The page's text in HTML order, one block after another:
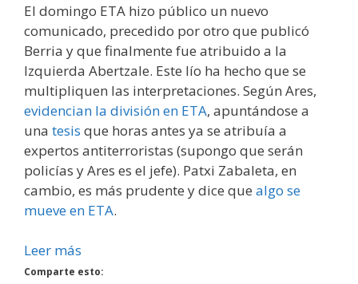
El domingo ETA hizo público un nuevo
comunicado, precedido por otro que publicó
Berria y que finalmente fue atribuido a la
Izquierda Abertzale. Este lío ha hecho que se
multipliquen las interpretaciones. Según Ares,
evidencian la división en ETA, apuntándose a
una tesis que horas antes ya se atribuía a
expertos antiterroristas (supongo que serán
policías y Ares es el jefe). Patxi Zabaleta, en
cambio, es más prudente y dice que algo se
mueve en ETA.
Leer más
Comparte esto: